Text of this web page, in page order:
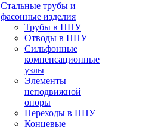
Стальные трубы и
фасонные изделия
Трубы в ППУ
Отводы в ППУ
Сильфонные
компенсационные
узлы
Элементы
неподвижной
опоры
Переходы в ППУ
Концевые